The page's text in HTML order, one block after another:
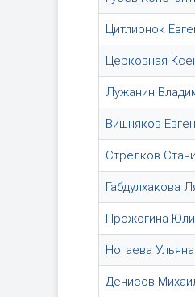
Цитлионок
Церковная
Лужанин
Вишняков
Стрелков
Габдулхакова
Прожогина
Ногаева
Денисов